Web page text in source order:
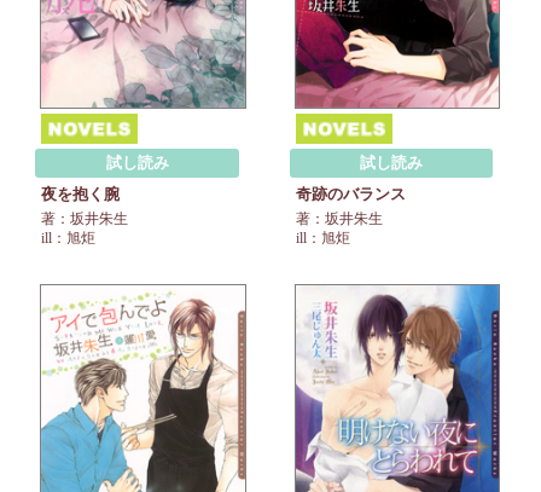
試し読み
夜を抱く腕
著：坂井朱生
ill：旭炬
試し読み
奇跡のバランス
著：坂井朱生
ill：旭炬